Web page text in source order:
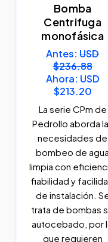
Bomba
Centrifuga
monofásica
Antes:USD
$236.88
Ahora: USD
$213.20
La serie CPm de
Pedrollo aborda
necesidades de
bombeo de agua
limpia con
fiabilidad y
de instalación.
trata de bombas
autocebado, por
que requieren